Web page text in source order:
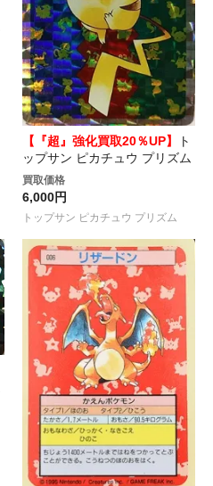
【『超』強化買取20％UP】
ト
ップサン ピカチュウ プリズム
買取価格
6,000円
トップサン ピカチュウ プリズム